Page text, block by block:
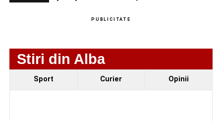
muzică electronică și un impresionant show de lasere în
Componenta sportivă a festivalului este reprezentată de
competiția„Cicloaventurier de Sebeș”
Sebeșului la fotbal
rezervată juniorilor și de debutul
oficial al echipeiCSM Sebeșîn fața propriilor suporteri.
PUBLICITATE
Stiri din Alba
Sport Curier Opinii